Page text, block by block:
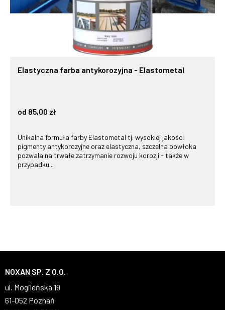
Elastyczna farba antykorozyjna - Elastometal
od 85,00 zł
Unikalna formuła farby Elastometal tj. wysokiej jakości
pigmenty antykorozyjne oraz elastyczna, szczelna powłoka
pozwala na trwałe zatrzymanie rozwoju korozji - także w
przypadku...
NOXAN SP. Z O.O.
ul. Mogileńska 19
61-052 Poznań